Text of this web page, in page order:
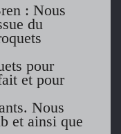
: Nous
du
pour
et pour
Nous
et ainsi que